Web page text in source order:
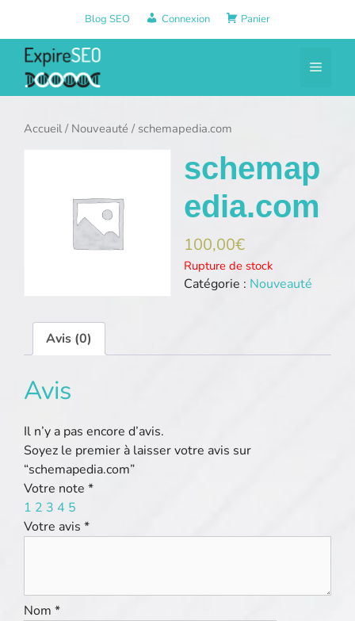
contenu
Blog SEO Connexion Panier
Menu
Accueil/ Nouveauté / schemapedia.com
schemap
edia.com
100,00€
Rupture de stock
Catégorie : Nouveauté
Avis (0)
Avis
Il n’y a pas encore d’avis.
Soyez le premier à laisser votre avis sur
“schemapedia.com”
Votre note *
1 2 3 4 5
Votre avis *
Nom *